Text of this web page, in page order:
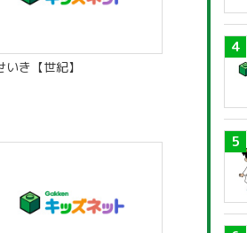
いき【世紀】